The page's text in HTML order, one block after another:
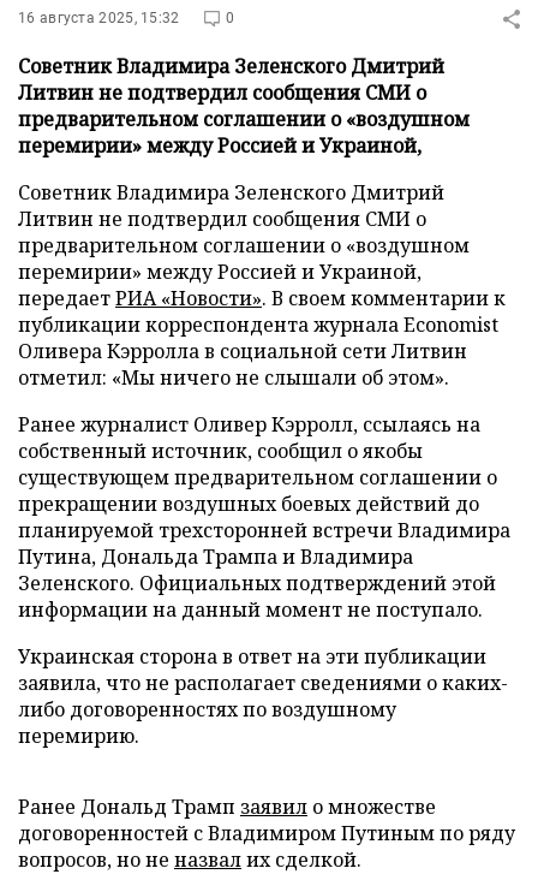
16 августа 2025, 15:32 0
Советник Владимира Зеленского Дмитрий
Литвин не подтвердил сообщения СМИ о
предварительном соглашении о «воздушном
перемирии» между Россией и Украиной,
Советник Владимира Зеленского Дмитрий
Литвин не подтвердил сообщения СМИ о
предварительном соглашении о «воздушном
перемирии» между Россией и Украиной,
передаетРИА «Новости». В своем комментарии к
публикации корреспондента журнала Economist
Оливера Кэрролла в социальной сети Литвин
отметил: «Мы ничего не слышали об этом».
Ранее журналист Оливер Кэрролл, ссылаясь на
собственный источник, сообщил о якобы
существующем предварительном соглашении о
прекращении воздушных боевых действий до
планируемой трехсторонней встречи Владимира
Путина, Дональда Трампа и Владимира
Зеленского. Официальных подтверждений этой
информации на данный момент не поступало.
Украинская сторона в ответ на эти публикации
заявила, что не располагает сведениями о каких-
либо договоренностях по воздушному
перемирию.
Ранее Дональд Трамп заявил о множестве
договоренностей с Владимиром Путиным по ряду
вопросов, но не назвалих сделкой.